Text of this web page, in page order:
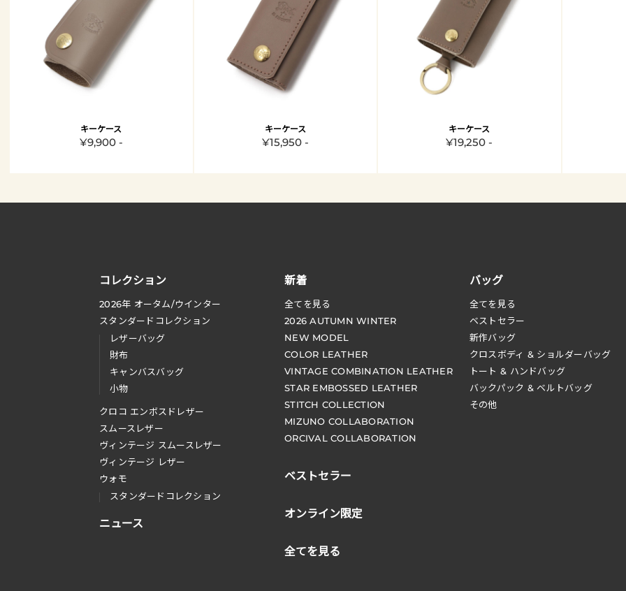
キーケース
¥9,900 -
キーケース
¥15,950 -
キーケース
¥19,250 -
コレクション
2026年 オータム/ウインター
スタンダードコレクション
レザーバッグ
財布
キャンバスバッグ
小物
クロコ エンボスドレザー
スムースレザー
ヴィンテージ スムースレザー
ヴィンテージ レザー
ウォモ
スタンダードコレクション
ニュース
新着
全てを見る
2026 AUTUMN WINTER
NEW MODEL
COLOR LEATHER
VINTAGE COMBINATION LEATHER
STAR EMBOSSED LEATHER
STITCH COLLECTION
MIZUNO COLLABORATION
ORCIVAL COLLABORATION
ベストセラー
オンライン限定
全てを見る
バッグ
全てを見る
ベストセラー
新作バッグ
クロスボディ & ショルダーバッグ
トート & ハンドバッグ
バックパック & ベルトバッグ
その他